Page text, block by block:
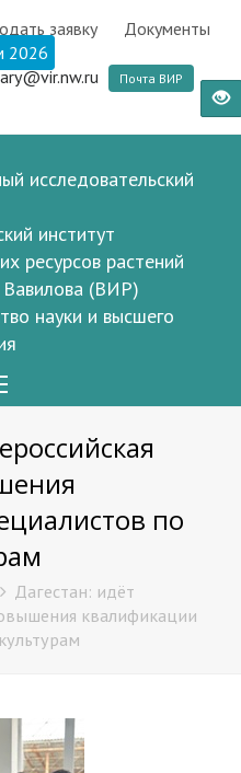
заявку
Документы
2026
Почта ВИР
исследовательский
институт
ресурсов растений
(ВИР)
науки и высшего
Menu
по
Дагестан: идёт
квалификации